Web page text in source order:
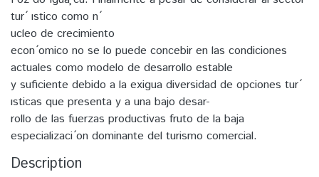
tur ́ ıstico como n ́
ucleo de crecimiento
econ ́omico no se lo puede concebir en las condiciones
actuales como modelo de desarrollo estable
y suficiente debido a la exigua diversidad de opciones tur ́
ısticas que presenta y a una bajo desar-
rollo de las fuerzas productivas fruto de la baja
especializaci ́on dominante del turismo comercial.
Description